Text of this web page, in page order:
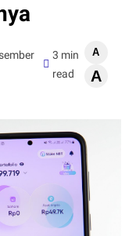
3 min
read
A
A